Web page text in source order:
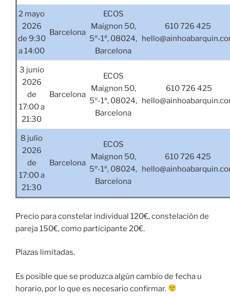
2 mayo
2026
de 9:30
a 14:00
Barcelona
ECOS
Maignon 50,
5º-1ª, 08024,
Barcelona
610 726 425
3 junio
2026
de
17:00 a
21:30
Barcelona
ECOS
Maignon 50,
5º-1ª, 08024,
Barcelona
610 726 425
8 julio
2026
de
17:00 a
21:30
Barcelona
ECOS
Maignon 50,
5º-1ª, 08024,
Barcelona
610 726 425
Precio para constelar individual 120€, constelación de
pareja 150€, como participante 20€.
Plazas limitadas.
Es posible que se produzca algún cambio de fecha u
horario, por lo que es necesario confirmar.